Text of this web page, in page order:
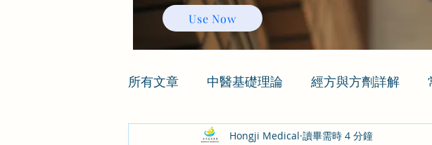
所有文章 中醫基礎理論 經方與方劑詳解
Hongji Medical 讀畢需時 4 分鐘
Use Now